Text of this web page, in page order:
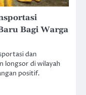
Bagi Warga
dan
longsor di wilayah
positif.